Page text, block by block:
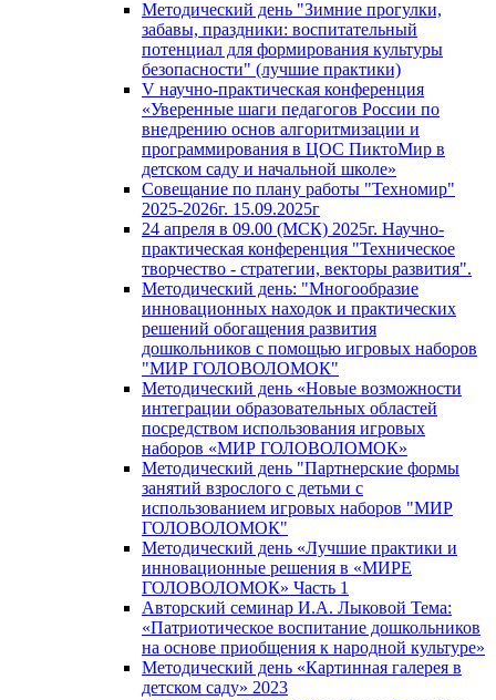
Методический день "Зимние прогулки,
забавы, праздники: воспитательный
потенциал для формирования культуры
безопасности" (лучшие практики)
V научно-практическая конференция
«Уверенные шаги педагогов России по
внедрению основ алгоритмизации и
программирования в ЦОС ПиктоМир в
детском саду и начальной школе»
Совещание по плану работы "Техномир"
2025-2026г. 15.09.2025г
24 апреля в 09.00 (МСК) 2025г. Научно-
практическая конференция "Техническое
творчество - стратегии, векторы развития".
Методический день: "Многообразие
инновационных находок и практических
решений обогащения развития
дошкольников с помощью игровых наборов
"МИР ГОЛОВОЛОМОК"
Методический день «Новые возможности
интеграции образовательных областей
посредством использования игровых
наборов «МИР ГОЛОВОЛОМОК»
Методический день "Партнерские формы
занятий взрослого с детьми с
использованием игровых наборов "МИР
ГОЛОВОЛОМОК"
Методический день «Лучшие практики и
инновационные решения в «МИРЕ
ГОЛОВОЛОМОК» Часть 1
Авторский семинар И.А. Лыковой Тема:
«Патриотическое воспитание дошкольников
на основе приобщения к народной культуре»
Методический день «Картинная галерея в
детском саду» 2023